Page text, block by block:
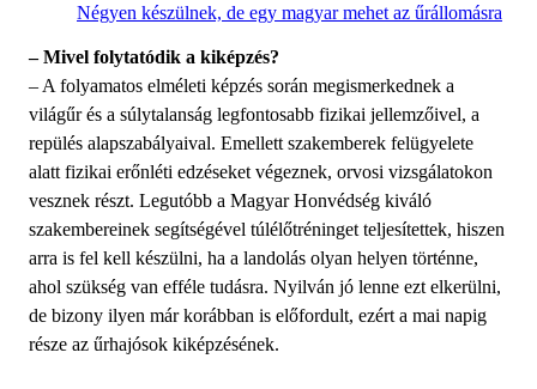
Négyen készülnek, de egy magyar mehet az űrállomásra
– Mivel folytatódik a kiképzés?
– A folyamatos elméleti képzés során megismerkednek a
világűr és a súlytalanság legfontosabb fizikai jellemzőivel, a
repülés alapszabályaival. Emellett szakemberek felügyelete
alatt fizikai erőnléti edzéseket végeznek, orvosi vizsgálatokon
vesznek részt. Legutóbb a Magyar Honvédség kiváló
szakembereinek segítségével túlélőtréninget teljesítettek, hiszen
arra is fel kell készülni, ha a landolás olyan helyen történne,
ahol szükség van efféle tudásra. Nyilván jó lenne ezt elkerülni,
de bizony ilyen már korábban is előfordult, ezért a mai napig
része az űrhajósok kiképzésének.